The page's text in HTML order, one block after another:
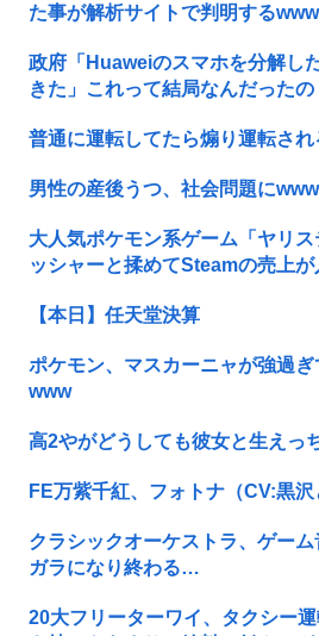
た事が解析サイトで判明するwww
政府「Huaweiのスマホを分解し
きた」これって結局なんだったの
普通に運転してたら煽り運転さ
男性の産後うつ、社会問題にwww
大人気ポケモン系ゲーム「ヤリ
ッシャーと揉めてSteamの売上が
【本日】任天堂決算
ポケモン、マスカーニャが強過
www
高2やがどうしても彼女と生えっ
FE万紫千紅、フォトナ（CV:黒沢
クラシックオーケストラ、ゲー
ガラになり終わる…
20大フリーターワイ、タクシー